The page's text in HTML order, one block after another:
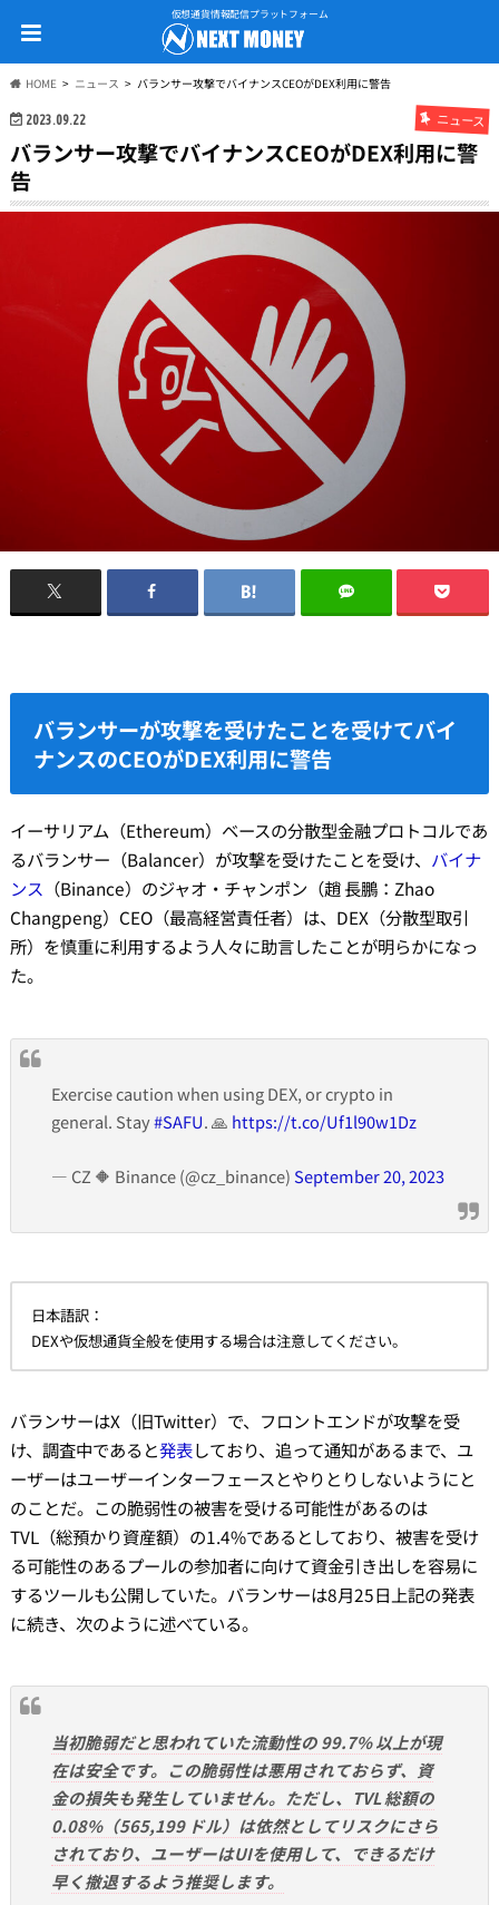
仮想通貨情報配信プラットフォーム
HOME ニュース バランサー攻撃でバイナンスCEOがDEX利用に警告
2023.09.22 ニュース
バランサー攻撃でバイナンスCEOがDEX利用に警
告
バランサーが攻撃を受けたことを受けてバイ
ナンスのCEOがDEX利用に警告
イーサリアム（Ethereum）ベースの分散型金融プロトコルであ
るバランサー（Balancer）が攻撃を受けたことを受け、 バイナ
ンス （Binance）のジャオ・チャンポン（趙 長鵬：Zhao
Changpeng）CEO（最高経営責任者）は、DEX（分散型取引
所）を慎重に利用するよう人々に助言したことが明らかになっ
た。
Exercise caution when using DEX, or crypto in
general. Stay#SAFU. 🙏 https://t.co/Uf1l90w1Dz
— CZ 🔶 Binance (@cz_binance) September 20, 2023
日本語訳：
DEXや仮想通貨全般を使用する場合は注意してください。
バランサーはX（旧Twitter）で、フロントエンドが攻撃を受
け、調査中であると発表しており、追って通知があるまで、ユ
ーザーはユーザーインターフェースとやりとりしないようにと
のことだ。この脆弱性の被害を受ける可能性があるのは
TVL（総預かり資産額）の1.4%であるとしており、被害を受け
る可能性のあるプールの参加者に向けて資金引き出しを容易に
するツールも公開していた。バランサーは8月25日上記の発表
に続き、次のように述べている。
当初脆弱だと思われていた流動性の 99.7% 以上が現
在は安全です。この脆弱性は悪用されておらず、資
金の損失も発生していません。ただし、TVL 総額の
0.08%（565,199 ドル）は依然としてリスクにさら
されており、ユーザーはUIを使用して、できるだけ
早く撤退するよう推奨します。